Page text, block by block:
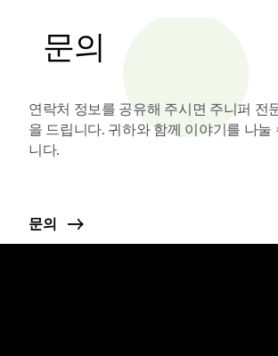
문의
연락처 정보를 공유해 주시면 주니퍼 전
을 드립니다. 귀하와 함께 이야기를 나눌
니다.
문의